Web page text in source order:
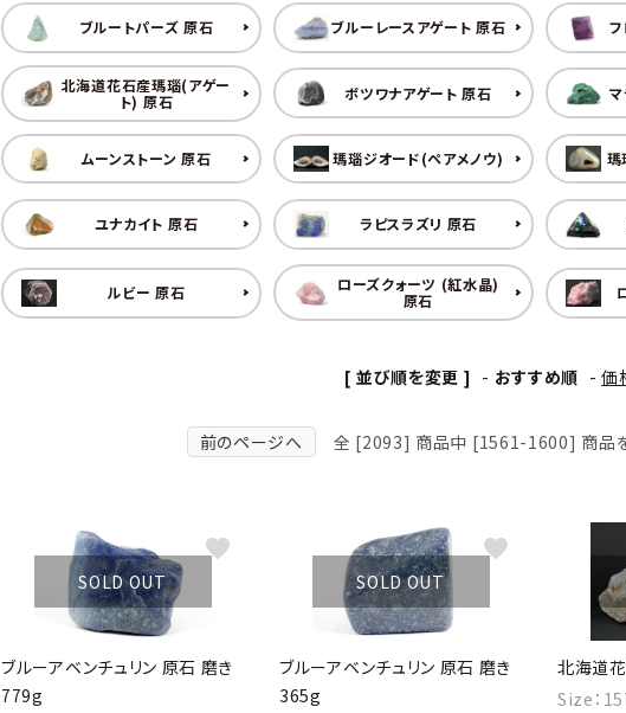
ブルートパーズ 原石 ブルーレースアゲート 原石
北海道花石産瑪瑙(アゲー
ト) 原石
ボツワナアゲート 原石
ムーンストーン 原石 瑪瑙ジオード(ペアメノウ) 瑪
ユナカイト 原石 ラピスラズリ 原石
ルビー 原石
ローズクォーツ (紅水晶)
原石
[ 並び順を変更 ] - おすすめ順 -価
前のページへ 全 [2093] 商品中 [1561-1600] 商品
SOLD OUT
ブルーアベンチュリン 原石 磨き
779g
favorite
SOLD OUT
ブルーアベンチュリン 原石 磨き
365g
favorite
北海道
Size：